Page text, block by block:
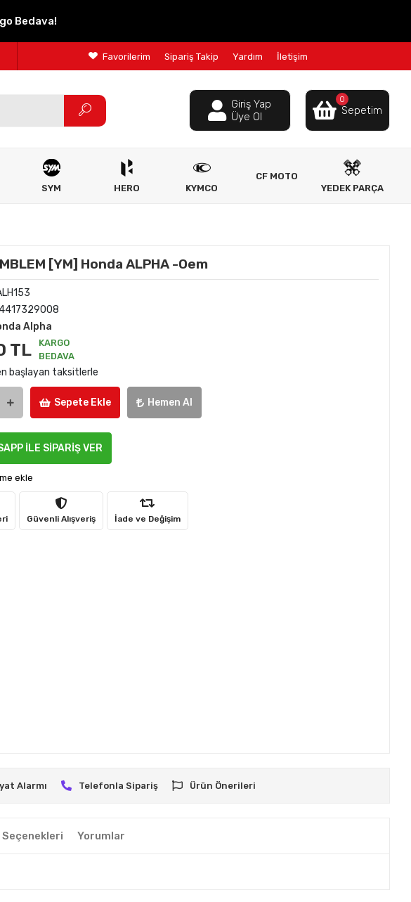
Bedava!
Favorilerim Sipariş Takip Yardım İletişim
Giriş Yap
Üye Ol
0
Sepetim
SYM HERO KYMCO
CF MOTO
YEDEK PARÇA
[YM] Honda ALPHA -Oem
Alpha
TL
KARGO
BEDAVA
başlayan taksitlerle
Sepete Ekle Hemen Al
İLE SİPARİŞ VER
ekle
Güvenli Alışveriş İade ve Değişim
Alarmı Telefonla Sipariş Ürün Önerileri
Yorumlar